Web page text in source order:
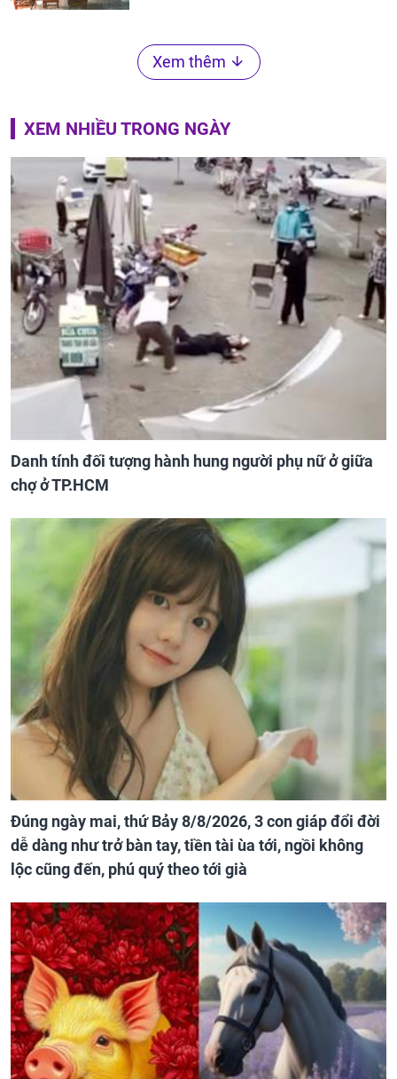
Xem thêm
XEM NHIỀU TRONG NGÀY
Danh tính đối tượng hành hung người phụ nữ ở giữa
chợ ở TP.HCM
Đúng ngày mai, thứ Bảy 8/8/2026, 3 con giáp đổi đời
dễ dàng như trở bàn tay, tiền tài ùa tới, ngồi không
lộc cũng đến, phú quý theo tới già